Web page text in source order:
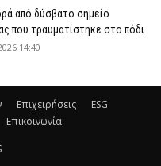
από δύσβατο σημείο
που τραυματίστηκε στο πόδι
14:40
Επιχειρήσεις
ESG
Επικοινωνία